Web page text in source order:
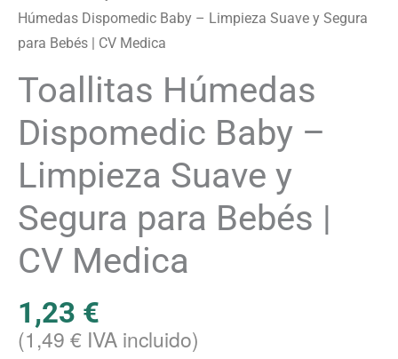
Húmedas Dispomedic Baby – Limpieza Suave y Segura
para Bebés | CV Medica
Toallitas Húmedas
Dispomedic Baby –
Limpieza Suave y
Segura para Bebés |
CV Medica
1,23 €
(1,49 € IVA incluido)